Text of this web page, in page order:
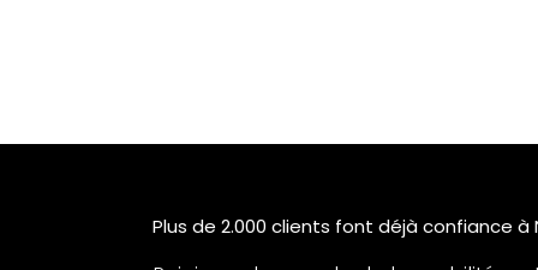
Plus de 2.000 clients font déjà confiance à